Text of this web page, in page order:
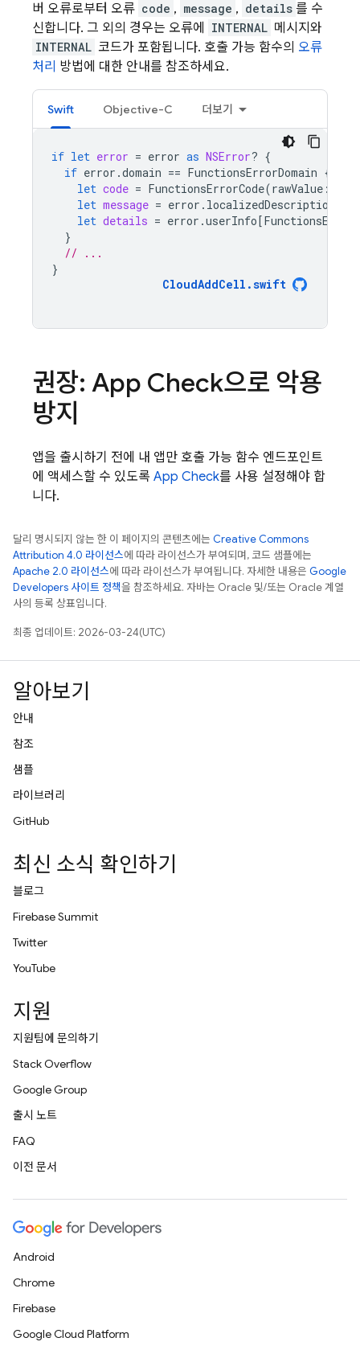
버 오류로부터 오류 code , message , details 를 수
신합니다. 그 외의 경우는 오류에
INTERNAL 메시지와
INTERNAL 코드가 포함됩니다. 호출 가능 함수의 오류
처리 방법에 대한 안내를 참조하세요.
Swift Objective-C 더보기
if let error = error as NSError? {
if error .domain == FunctionsErrorDomain {
let code = FunctionsErrorCode(rawValue :
let message = error . localizedDescription
let details = error .userInfo[
}
// ...
}
CloudAddCell .swift
권장: App Check으로 악용
방지
앱을 출시하기 전에 내 앱만 호출 가능 함수 엔드포인트
에 액세스할 수 있도록 App Check를 사용 설정해야 합
니다.
달리 명시되지 않는 한 이 페이지의 콘텐츠에는 Creative Commons
Attribution 4.0 라이선스에 따라 라이선스가 부여되며, 코드 샘플에는
Apache 2.0 라이선스에 따라 라이선스가 부여됩니다. 자세한 내용은 Google
Developers 사이트 정책을 참조하세요. 자바는 Oracle 및/또는 Oracle 계열
사의 등록 상표입니다.
최종 업데이트: 2026-03-24(UTC)
알아보기
안내
참조
샘플
라이브러리
GitHub
최신 소식 확인하기
블로그
Firebase Summit
Twitter
YouTube
지원
지원팀에 문의하기
Stack Overflow
Google Group
출시 노트
FAQ
이전 문서
Android
Chrome
Firebase
Google Cloud Platform